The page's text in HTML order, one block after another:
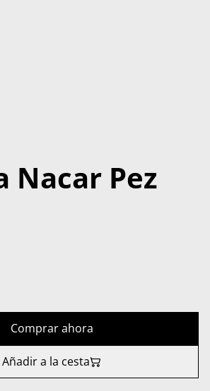
Nacar Pez
Comprar ahora
Añadir a la cesta